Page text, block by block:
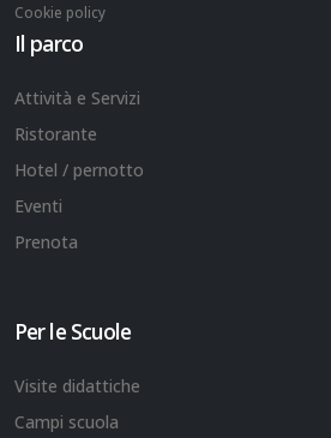
Cookie policy
Il parco
Attività e Servizi
Ristorante
Hotel / pernotto
Eventi
Prenota
Per le Scuole
Visite didattiche
Campi scuola